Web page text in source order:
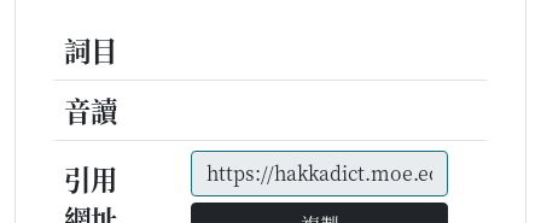
詞目
音讀
引用